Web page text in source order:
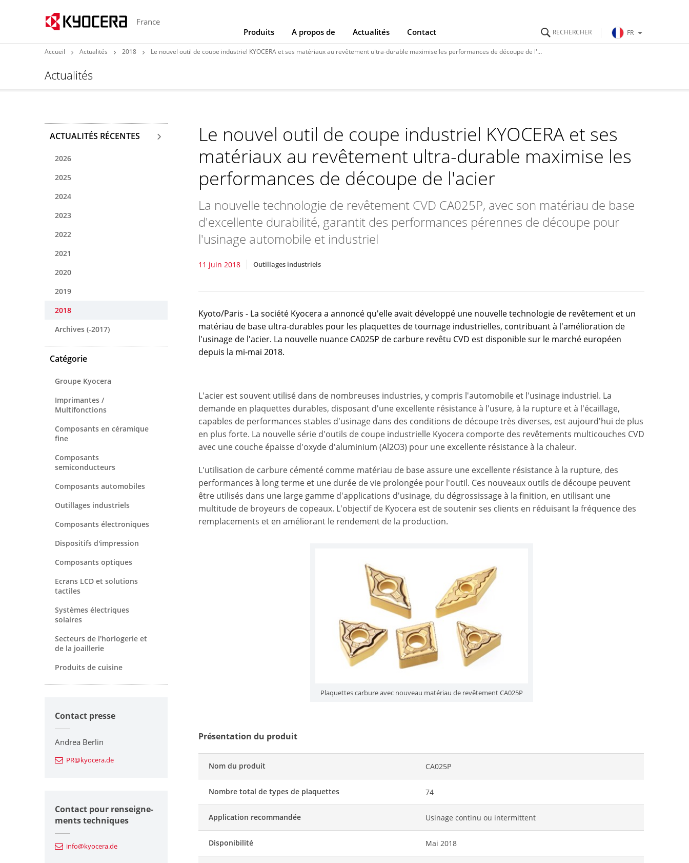
France
Produits
A propos de Actualités Contact FR
Accueil Actualités 2018 Le nouvel outil de coupe industriel KYOCERA et ses matériaux au revêtement ultra-durable maximise les performances de découpe de l'acier
Actualités
Le nouvel outil de coupe industriel KYOCERA et ses
matériaux au revêtement ultra-durable maximise les
performances de découpe de l'acier
La nouvelle technologie de revêtement CVD CA025P, avec son matériau de base
d'excellente durabilité, garantit des performances pérennes de découpe pour
l'usinage automobile et industriel
11 juin 2018 Outillages industriels
Kyoto/Paris - La société Kyocera a annoncé qu'elle avait développé une nouvelle technologie de revêtement et un
matériau de base ultra-durables pour les plaquettes de tournage industrielles, contribuant à l'amélioration de
l'usinage de l'acier. La nouvelle nuance CA025P de carbure revêtu CVD est disponible sur le marché européen
depuis la mi-mai 2018.
L'acier est souvent utilisé dans de nombreuses industries, y compris l'automobile et l'usinage industriel. La
demande en plaquettes durables, disposant d'une excellente résistance à l'usure, à la rupture et à l'écaillage,
capables de performances stables d'usinage dans des conditions de découpe très diverses, est aujourd'hui de plus
en plus forte. La nouvelle série d'outils de coupe industrielle Kyocera comporte des revêtements multicouches CVD
avec une couche épaisse d'oxyde d'aluminium (Al2O3) pour une excellente résistance à la chaleur.
L'utilisation de carbure cémenté comme matériau de base assure une excellente résistance à la rupture, des
performances à long terme et une durée de vie prolongée pour l'outil. Ces nouveaux outils de découpe peuvent
être utilisés dans une large gamme d'applications d'usinage, du dégrossissage à la finition, en utilisant une
multitude de broyeurs de copeaux. L'objectif de Kyocera est de soutenir ses clients en réduisant la fréquence des
remplacements et en améliorant le rendement de la production.
Plaquettes carbure avec nouveau matériau de revêtement CA025P
Présentation du produit
Nom du produit CA025P
Nombre total de types de plaquettes 74
Application recommandée Usinage continu ou intermittent
Disponibilité Mai 2018
ACTUALITÉS RÉCENTES
2026
2025
2024
2023
2022
2021
2020
2019
2018
Archives (-2017)
Catégorie
Groupe Kyocera
Imprimantes /
Multifonctions
Composants en céramique
fine
Composants
semiconducteurs
Composants automobiles
Outillages industriels
Composants électroniques
Dispositifs d'impression
Composants optiques
Ecrans LCD et solutions
tactiles
Systèmes électriques
solaires
Secteurs de l'horlogerie et
de la joaillerie
Produits de cuisine
Contact presse
Andrea Berlin
PR@kyocera.de
Contact pour renseigne-
ments techniques
info@kyocera.de